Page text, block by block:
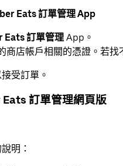
Eats 訂單管理 App
Eats 訂單管理 App。
商店帳戶相關的憑證。若找
受訂單。
訂單管理網頁版
明：